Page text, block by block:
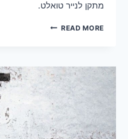
מתקן לנייר טואלט.
READ MOREהעיצוב
בוחרים
מתקן
לנייר
טואלט